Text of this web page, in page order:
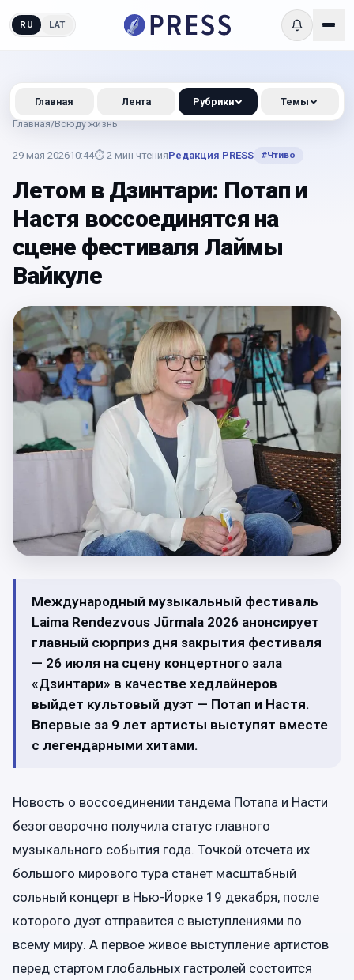
RU LAT
Главная/Всюду жизнь
29 мая 202610:44⏱ 2 мин чтенияРедакция PRESS #Чтиво
Летом в Дзинтари: Потап и
Настя воссоединятся на
сцене фестиваля Лаймы
Вайкуле
Международный музыкальный фестиваль
Laima Rendezvous Jūrmala 2026 анонсирует
главный сюрприз дня закрытия фестиваля
— 26 июля на сцену концертного зала
«Дзинтари» в качестве хедлайнеров
выйдет культовый дуэт — Потап и Настя.
Впервые за 9 лет артисты выступят вместе
с легендарными хитами.
Новость о воссоединении тандема Потапа и Насти
безоговорочно получила статус главного
музыкального события года. Точкой отсчета их
большого мирового тура станет масштабный
сольный концерт в Нью-Йорке 19 декабря, после
которого дуэт отправится с выступлениями по
всему миру. А первое живое выступление артистов
перед стартом глобальных гастролей состоится
Главная Лента Рубрики Темы